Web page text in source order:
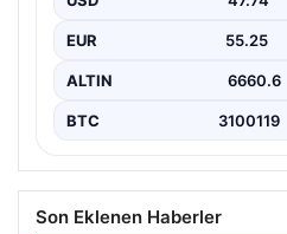
birçok…
EUR 55.25
ALTIN 6660.6
BTC 3100119
Son Eklenen Haberler